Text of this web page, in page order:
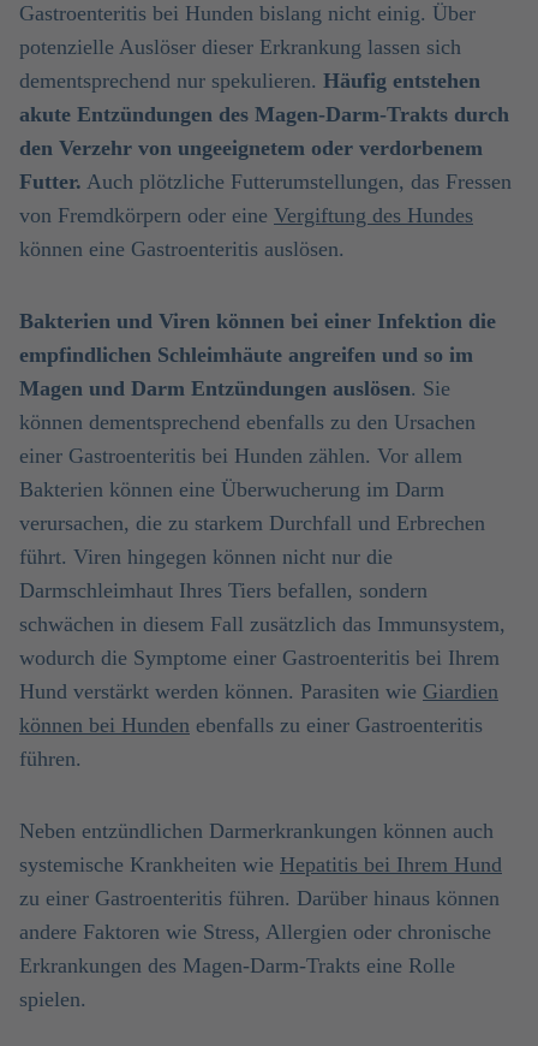
Gastroenteritis bei Hunden bislang nicht einig. Über
potenzielle Auslöser dieser Erkrankung lassen sich
dementsprechend nur spekulieren. Häufig entstehen
akute Entzündungen des Magen-Darm-Trakts durch
den Verzehr von ungeeignetem oder verdorbenem
Futter. Auch plötzliche Futterumstellungen, das Fressen
von Fremdkörpern oder eine Vergiftung des Hundes
können eine Gastroenteritis auslösen.
Bakterien und Viren können bei einer Infektion die
empfindlichen Schleimhäute angreifen und so im
Magen und Darm Entzündungen auslösen. Sie
können dementsprechend ebenfalls zu den Ursachen
einer Gastroenteritis bei Hunden zählen. Vor allem
Bakterien können eine Überwucherung im Darm
verursachen, die zu starkem Durchfall und Erbrechen
führt. Viren hingegen können nicht nur die
Darmschleimhaut Ihres Tiers befallen, sondern
schwächen in diesem Fall zusätzlich das Immunsystem,
wodurch die Symptome einer Gastroenteritis bei Ihrem
Hund verstärkt werden können. Parasiten wie Giardien
können bei Hunden ebenfalls zu einer Gastroenteritis
führen.
Neben entzündlichen Darmerkrankungen können auch
systemische Krankheiten wie Hepatitis bei Ihrem Hund
zu einer Gastroenteritis führen. Darüber hinaus können
andere Faktoren wie Stress, Allergien oder chronische
Erkrankungen des Magen-Darm-Trakts eine Rolle
spielen.